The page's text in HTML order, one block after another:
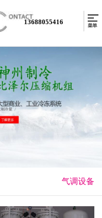
13688055416
气调设备